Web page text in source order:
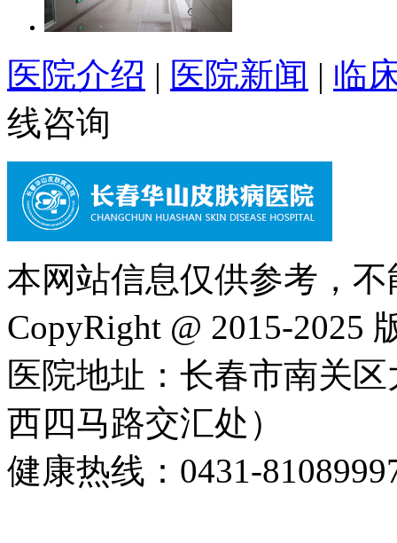
医院介绍 | 医院新闻 | 临
线咨询
本网站信息仅供参考，
CopyRight @ 2015-2025
医院地址：长春市南关
西四马路交汇处）
健康热线：0431-